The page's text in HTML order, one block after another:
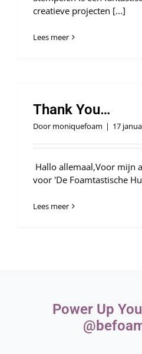
creatieve projecten [...]
Lees meer
Thank You…
Door moniquefoam | 17
Hallo allemaal,Voor mijn
voor 'De Foamtastische
Lees meer
Power Up